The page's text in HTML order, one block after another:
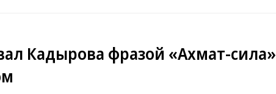
Кадырова фразой «Ахмат-сила»